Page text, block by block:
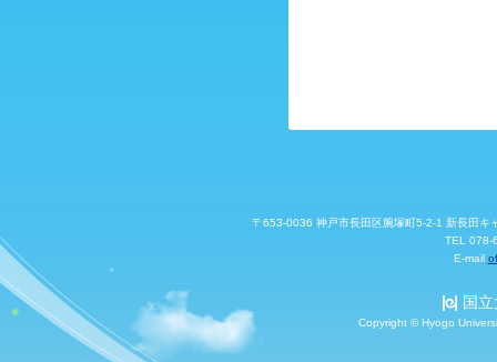
〒653-0036 神戸市長田区腕塚町5-2-1 新長田キ
TEL 078-
E-mail
国
Copyright © Hyogo